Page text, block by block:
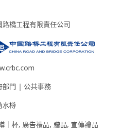
路橋工程有限責任公司
部門 | 公共事務
水樽
｜杯, 廣告禮品, 贈品, 宣傳禮品